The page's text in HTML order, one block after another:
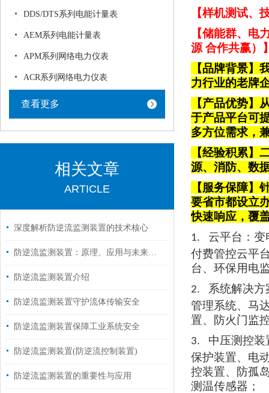
DDS/DTS系列电能计量表
AEM系列电能计量表
APM系列网络电力仪表
ACR系列网络电力仪表
查看更多
相关文章
ARTICLE
深度解析防逆流监测装置的技术核心
防逆流监测装置：原理、应用与未来展望
防逆流监测装置介绍
防逆流监测装置守护流体传输安全
防逆流监测装置保障工业系统安全
防逆流监测装置(防逆流控制装置)
防逆流监测装置的重要性与应用
【样机测试、
【储能群、电
源 合作共赢）
【品牌背景】
力行业的老牌
【产品优势】
于产品平台可
多方位需求，
【经验积累】
源、消防、数
【服务保障
要省市都设立
快速响应，覆
1. 云平台 ：
付费管控云平
台、环保用电
2.
系统解决
管理系统、马
置、防火门监
3.
中压测控
保护装置、电
控装置、防孤
测温传感器 ；